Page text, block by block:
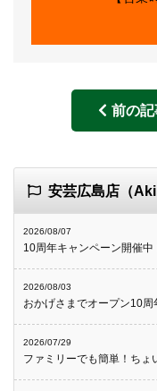
前の記
安芸広島店（
2026/08/07
10周年キャンペーン開催中
2026/08/03
おかげさまでオープン10周
2026/07/29
ファミリーでも簡単！ちょ